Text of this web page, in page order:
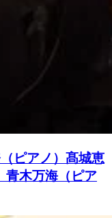
ピアノ）髙城恵
青木万海（ピア